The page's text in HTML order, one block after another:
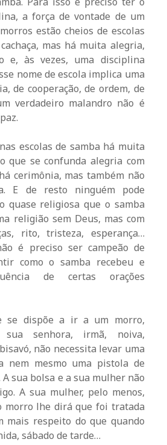
a força de vontade de um
estão cheios de escolas
mas há muita alegria,
e, às vezes, uma disciplina
nome de escola implica uma
de cooperação, de ordem, de
verdadeiro malandro não é
escolas de samba há muita
que se confunda alegria com
cerimônia, mas também não
E de resto ninguém pode
quase religiosa que o samba
religião sem Deus, mas com
rito, tristeza, esperança…
é preciso ser campeão de
como o samba recebeu e
de certas orações
se dispõe a ir a um morro,
senhora, irmã, noiva,
não necessita levar uma
nem mesmo uma pistola de
sua bolsa e a sua mulher não
A sua mulher, pelo menos,
morro lhe dirá que foi tratada
mais respeito do que quando
sábado de tarde…